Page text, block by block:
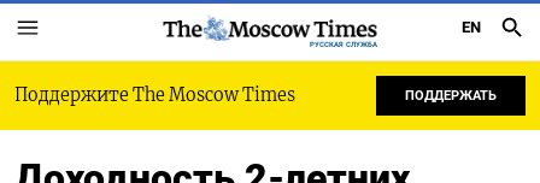
РУССКАЯ СЛУЖБА
EN
Поддержите The Moscow Times ПОДДЕРЖАТЬ